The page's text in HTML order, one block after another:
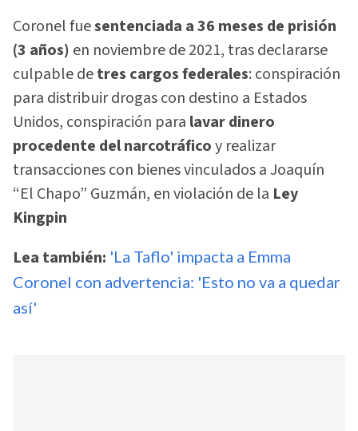
Coronel fuesentenciada a 36 meses de prisión
(3 años) en noviembre de 2021, tras declararse
culpable detres cargos federales: conspiración
para distribuir drogas con destino a Estados
Unidos, conspiración para lavar dinero
procedente del narcotráficoy realizar
transacciones con bienes vinculados a Joaquín
“El Chapo” Guzmán, en violación de la Ley
Kingpin
Lea también: 'La Taflo' impacta a Emma
Coronel con advertencia: 'Esto no va a quedar
así'